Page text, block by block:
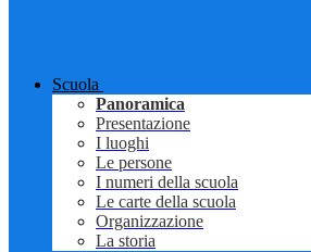
Scuola
Panoramica
Presentazione
I luoghi
Le persone
I numeri della scuola
Le carte della scuola
Organizzazione
La storia